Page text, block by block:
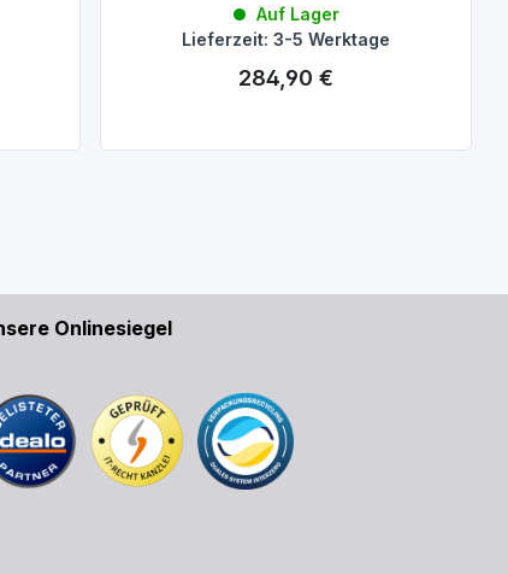
Auf Lager
Lieferzeit: 3-5 Werktage
Regulärer Preis:
284,90 €
Onlinesiegel